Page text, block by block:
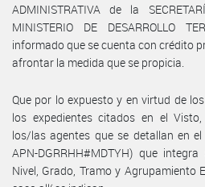
ADMINISTRATIVA de la
MINISTERIO DE DESARROLLO
informado que se cuenta con crédito
afrontar la medida que se propicia.
Que por lo expuesto y en virtud de
los expedientes citados en el
los/las agentes que se detallan en
APN-DGRRHH#MDTYH) que
Nivel, Grado, Tramo y Agrupamiento